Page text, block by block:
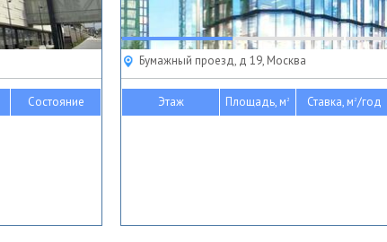
Состояние
Бумажный проезд, д 19, Москва
Этаж Площадь, м2 Ставка, м2/год